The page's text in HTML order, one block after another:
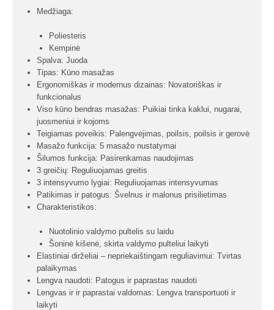
Medžiaga:
Poliesteris
Kempinė
Spalva: Juoda
Tipas: Kūno masažas
Ergonomiškas ir modernus dizainas: Novatoriškas ir
funkcionalus
Viso kūno bendras masažas: Puikiai tinka kaklui, nugarai,
juosmeniui ir kojoms
Teigiamas poveikis: Palengvėjimas, poilsis, poilsis ir gerovė
Masažo funkcija: 5 masažo nustatymai
Šilumos funkcija: Pasirenkamas naudojimas
3 greičių: Reguliuojamas greitis
3 intensyvumo lygiai: Reguliuojamas intensyvumas
Patikimas ir patogus: Švelnus ir malonus prisilietimas
Charakteristikos:
Nuotolinio valdymo pultelis su laidu
Šoninė kišenė, skirta valdymo pulteliui laikyti
Elastiniai dirželiai – nepriekaištingam reguliavimui: Tvirtas
palaikymas
Lengva naudoti: Patogus ir paprastas naudoti
Lengvas ir ir paprastai valdomas: Lengva transportuoti ir
laikyti